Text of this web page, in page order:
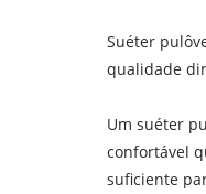
Suéter
qualidade
Um suéter
confortável
suficiente